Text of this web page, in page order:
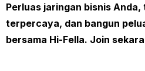
Perluas jaringan bisnis
terpercaya, dan bangun
bersama Hi-Fella. Join